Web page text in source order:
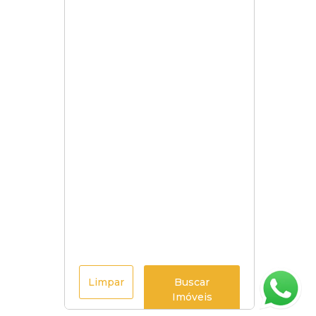
Limpar
Buscar
Imóveis